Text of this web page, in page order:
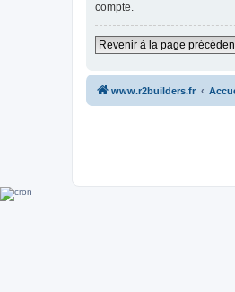
compte.
Revenir à la page
www.r2builders.fr